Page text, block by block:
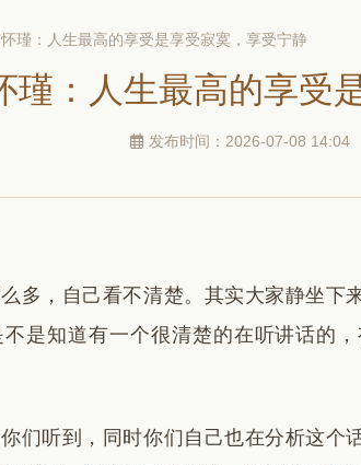
瑾：人生最高的享受是享受寂寞，享受宁静
瑾：人生最高的享受
发布时间：2026-07-08 14:04
多，自己看不清楚。其实大家静坐下
是知道有一个很清楚的在听讲话的
们听到，同时你们自己也在分析这个